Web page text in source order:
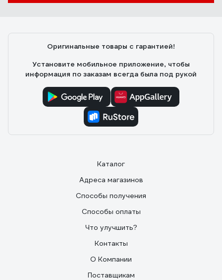
низких оборотах шумит несильно, можно просто
Оригинальные товары с гарантией!
Установите мобильное приложение, чтобы
информация по заказам всегда была под рукой
Каталог
Адреса магазинов
Способы получения
Способы оплаты
Что улучшить?
Контакты
О Компании
Поставщикам